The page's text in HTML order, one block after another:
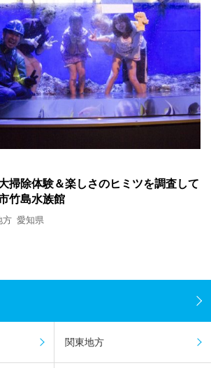
掃除体験＆楽しさのヒミツを調査して
竹島水族館
方 愛知県
関東地方